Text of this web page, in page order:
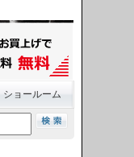
ショールーム